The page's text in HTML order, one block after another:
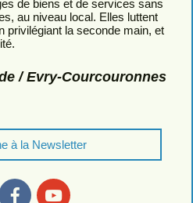
de biens et de services sans
au niveau local. Elles luttent
privilégiant la seconde main, et
/ Evry-Courcouronnes
à la Newsletter